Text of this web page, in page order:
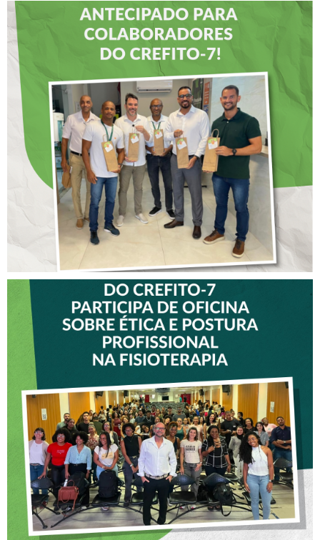
DIA DOS PAIS É
ANTECIPADO PARA
COLABORADORES DO
CREFITO-7
VICE-PRESIDENTE DO
CREFITO-7 PARTICIPA DE
OFICINA SOBRE ÉTICA E
POSTURA PROFISSIONAL
NA FISIOTERAPIA